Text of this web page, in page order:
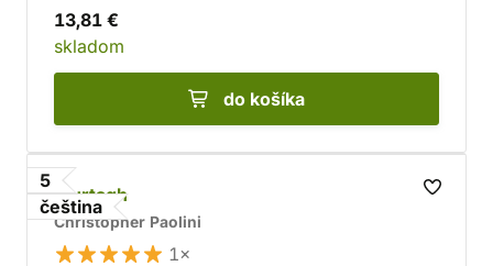
13,81 €
skladom
do košíka
5
čeština
Murtagh
Christopher Paolini
1×